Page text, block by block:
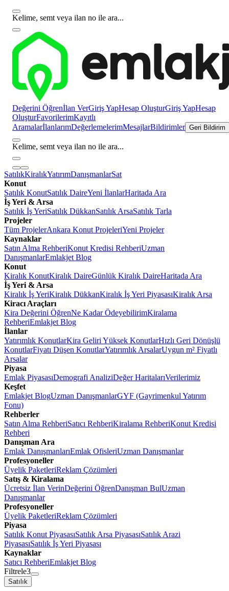
Kelime, semt veya ilan no ile ara...
Değerini Öğrenİlan VerGiriş YapHesap OluşturGiriş YapHesap
OluşturFavorilerimKayıtlı
AramalarİlanlarımDeğerlemelerimMesajlarBildirimler Geri Bildirim
Kelime, semt veya ilan no ile ara...
SatılıkKiralıkYatırımDanışmanlarSat
Konut
Satılık KonutSatılık DaireYeni İlanlarHaritada Ara
İş Yeri & Arsa
Satılık İş YeriSatılık DükkanSatılık ArsaSatılık Tarla
Projeler
Tüm ProjelerAnkara Konut ProjeleriYeni Projeler
Kaynaklar
Satın Alma RehberiKonut Kredisi RehberiUzman
DanışmanlarEmlakjet Blog
Konut
Kiralık KonutKiralık DaireGünlük Kiralık DaireHaritada Ara
İş Yeri & Arsa
Kiralık İş YeriKiralık DükkanKiralık İş Yeri PiyasasıKiralık Arsa
Kiracı Araçları
Kira Değerini ÖğrenNe Kadar ÖdeyebilirimKiralama
RehberiEmlakjet Blog
İlanlar
Yatırımlık KonutlarKira Geliri Yüksek KonutlarHızlı Geri Dönüşlü
KonutlarFiyatı Düşen KonutlarYatırımlık ArsalarUygun m² Fiyatlı
Arsalar
Piyasa
Emlak PiyasasıDemografi AnaliziDeğer HaritalarıVerilerimiz
Keşfet
Emlakjet BlogUzman DanışmanlarGYF (Gayrimenkul Yatırım
Fonu)
Rehberler
Satın Alma RehberiSatıcı RehberiKiralama RehberiKonut Kredisi
Rehberi
Danışman Ara
Emlak DanışmanlarıEmlak OfisleriUzman Danışmanlar
Profesyoneller
Üyelik PaketleriReklam Çözümleri
Satış & Kiralama
Ücretsiz İlan VerinDeğerini ÖğrenDanışman BulUzman
Danışmanlar
Profesyoneller
Üyelik PaketleriReklam Çözümleri
Piyasa
Satılık Konut PiyasasıSatılık Arsa PiyasasıSatılık Arazi
PiyasasıSatılık İş Yeri Piyasası
Kaynaklar
Satıcı RehberiEmlakjet Blog
Filtrele3
Satılık